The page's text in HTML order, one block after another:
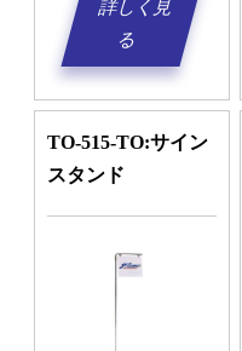
詳しく見
る
TO-515-TO:サイン
スタンド